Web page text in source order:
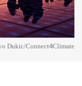
Dukic/Connect4Climate